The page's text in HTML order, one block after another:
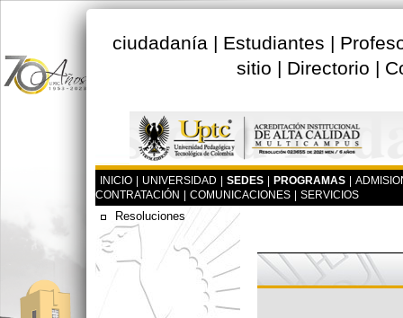
ciudadanía | Estudiantes |
sitio | Directorio |
INICIO UNIVERSIDAD SEDES PROGRAMAS
CONTRATACIÓN
COMUNICACIONES SERVICIOS
Resoluciones